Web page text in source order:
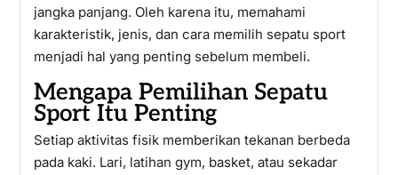
jangka panjang. Oleh karena itu, memahami
karakteristik, jenis, dan cara memilih sepatu sport
menjadi hal yang penting sebelum membeli.
Mengapa Pemilihan Sepatu
Sport Itu Penting
Setiap aktivitas fisik memberikan tekanan berbeda
pada kaki. Lari, latihan gym, basket, atau sekadar